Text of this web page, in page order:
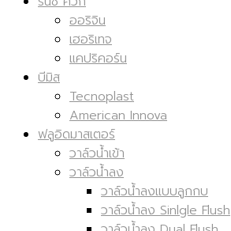
ออริจิน
เฮอริเทจ
แคปริคอร์น
บีมิส
Tecnoplast
American Innova
ฟลูอิดมาสเตอร์
วาล์วน้ำเข้า
วาล์วน้ำลง
วาล์วน้ำลงแบบลูกกบ
วาล์วน้ำลง Sinlgle Flush